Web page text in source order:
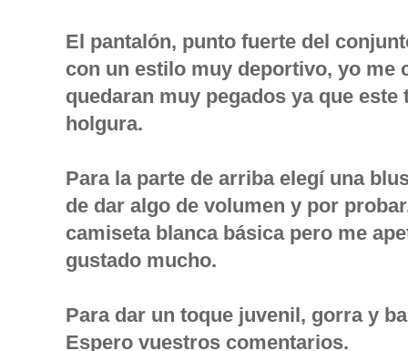
El pantalón, punto fuerte del
con un estilo muy deportivo, yo me
quedaran muy pegados ya que
holgura.
Para la parte de arriba elegí una
de dar algo de volumen y por
camiseta blanca básica pero me
gustado mucho.
Para dar un toque juvenil, gorra y
Espero vuestros comentarios.